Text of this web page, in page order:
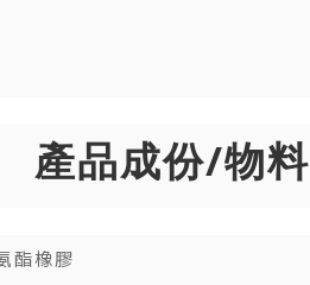
產品成份/物料
酯橡膠